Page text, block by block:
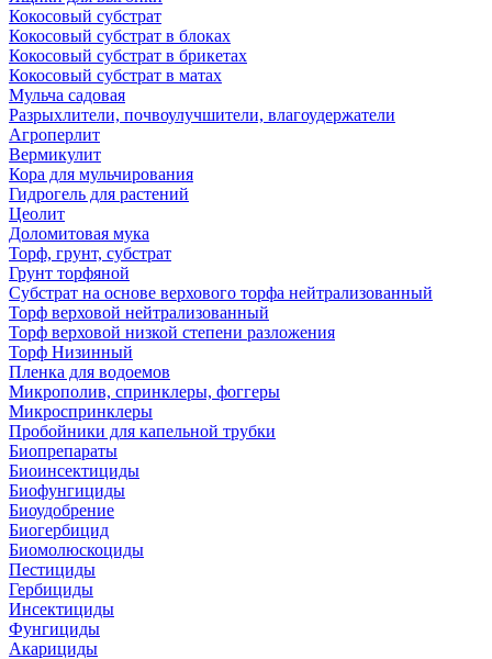
Кокосовый субстрат
Кокосовый субстрат в блоках
Кокосовый субстрат в брикетах
Кокосовый субстрат в матах
Мульча садовая
Разрыхлители, почвоулучшители, влагоудержатели
Агроперлит
Вермикулит
Кора для мульчирования
Гидрогель для растений
Цеолит
Доломитовая мука
Торф, грунт, субстрат
Грунт торфяной
Субстрат на основе верхового торфа нейтрализованный
Торф верховой нейтрализованный
Торф верховой низкой степени разложения
Торф Низинный
Пленка для водоемов
Микрополив, спринклеры, фоггеры
Микроспринклеры
Пробойники для капельной трубки
Биопрепараты
Биоинсектициды
Биофунгициды
Биоудобрение
Биогербицид
Биомолюскоциды
Пестициды
Гербициды
Инсектициды
Фунгициды
Акарициды